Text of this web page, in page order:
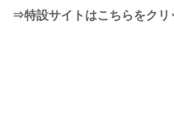
⇒特設サイトはこちらをクリ